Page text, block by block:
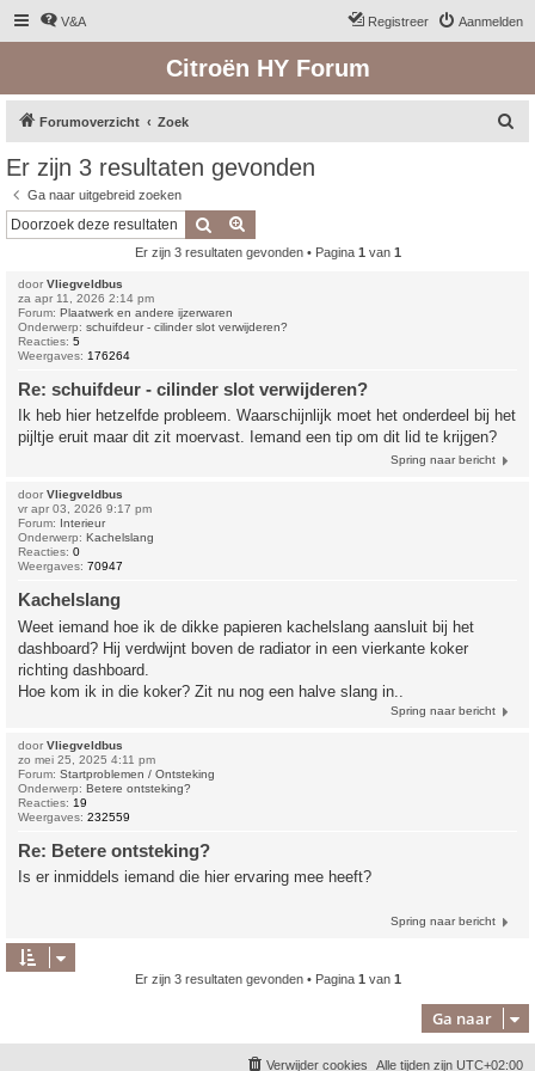
V&A Aanmelden
Registreer
Citroën HY Forum
Forumoverzicht Zoek
Er zijn 3 resultaten gevonden
Ga naar uitgebreid zoeken
Zoek
Er zijn 3 resultaten gevonden • Pagina 1 van 1
door Vliegveldbus
za apr 11, 2026 2:14 pm
Forum: Plaatwerk en andere ijzerwaren
Onderwerp: schuifdeur - cilinder slot verwijderen?
Reacties: 5
Weergaves: 176264
Re: schuifdeur - cilinder slot verwijderen?
Ik heb hier hetzelfde probleem. Waarschijnlijk moet het onderdeel bij het
pijltje eruit maar dit zit moervast. Iemand een tip om dit lid te krijgen?
Spring naar bericht
door Vliegveldbus
vr apr 03, 2026 9:17 pm
Forum: Interieur
Onderwerp: Kachelslang
Reacties: 0
Weergaves: 70947
Kachelslang
Weet iemand hoe ik de dikke papieren kachelslang aansluit bij het
dashboard? Hij verdwijnt boven de radiator in een vierkante koker
richting dashboard.
Hoe kom ik in die koker? Zit nu nog een halve slang in..
Spring naar bericht
door Vliegveldbus
zo mei 25, 2025 4:11 pm
Forum: Startproblemen / Ontsteking
Onderwerp: Betere ontsteking?
Reacties: 19
Weergaves: 232559
Re: Betere ontsteking?
Is er inmiddels iemand die hier ervaring mee heeft?
Spring naar bericht
Er zijn 3 resultaten gevonden • Pagina 1 van 1
Ga naar
Alle tijden zijn UTC+02:00
Verwijder cookies